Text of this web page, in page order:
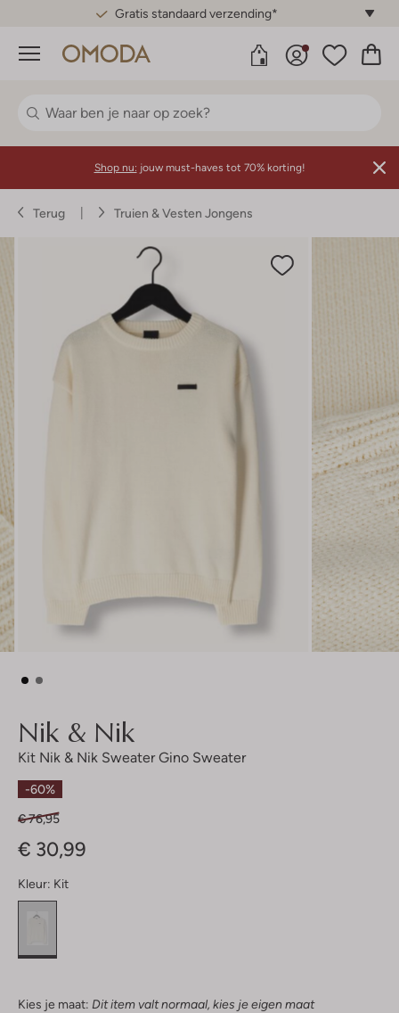
Gratis standaard verzending*
Menu
Shop nu: jouw must-haves tot 70% korting!
Terug Truien & Vesten Jongens
Nik & Nik
Kit Nik & Nik Sweater Gino Sweater
-60%
€ 76,95
€ 30,99
Kleur: Kit
Kies je maat: Dit item valt normaal, kies je eigen maat